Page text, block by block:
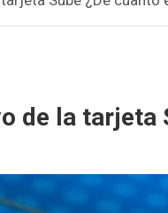
de la tarjeta